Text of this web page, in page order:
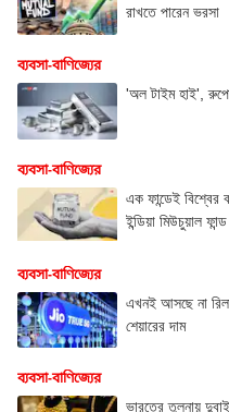
রাখতে পারেন ভরসা
ব্যবসা-বাণিজ্যের
'অল টাইম হাই',
ব্যবসা-বাণিজ্যের
এক ফান্ডেই বিশ্বের
ইন্ডিয়া মিউচুয়াল
ব্যবসা-বাণিজ্যের
এখনই আসছে না
শেয়ারের দাম
ব্যবসা-বাণিজ্যের
ভারতের তুলনায়